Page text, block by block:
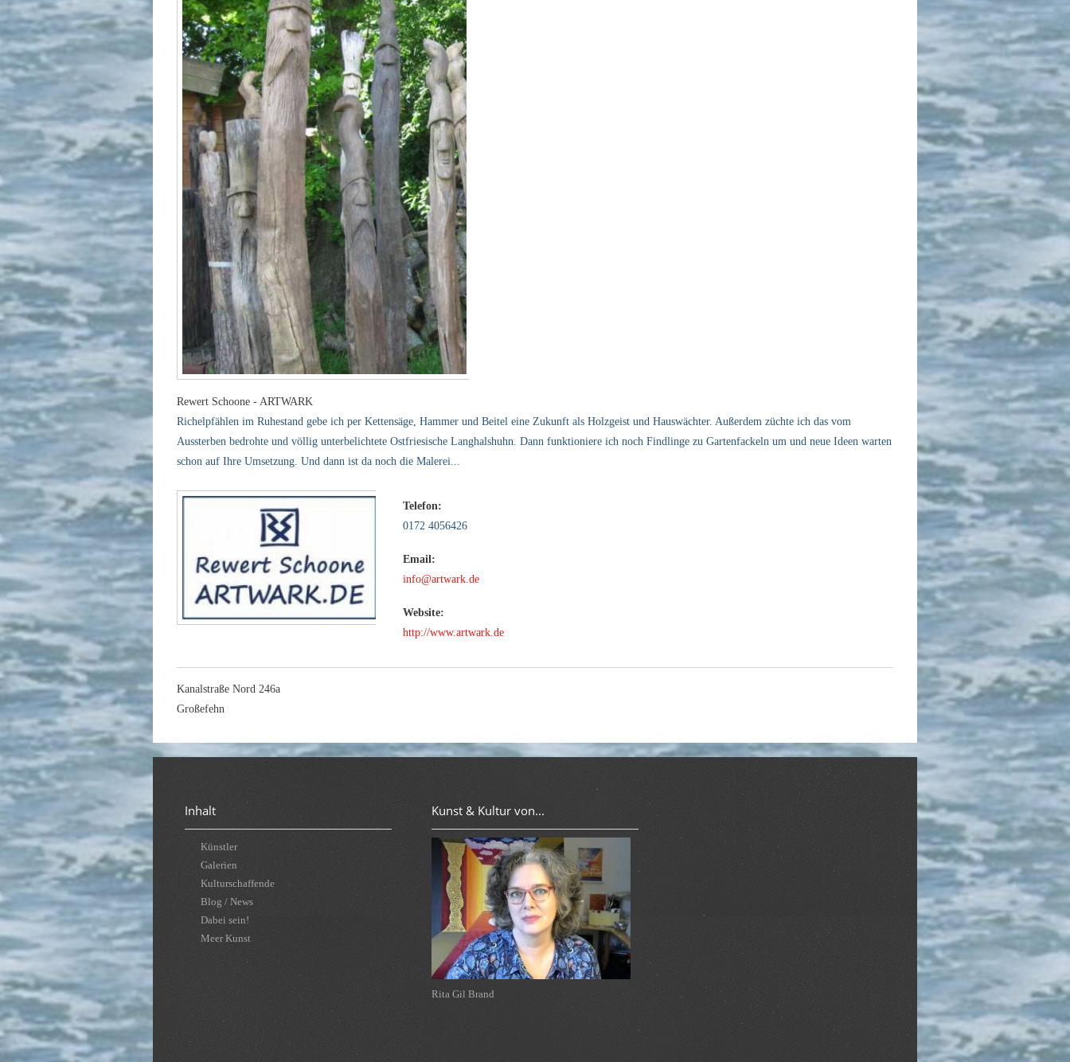
Rewert Schoone - ARTWARK
Richelpfählen im Ruhestand gebe ich per Kettensäge, Hammer und Beitel eine Zukunft als Holzgeist und Hauswächter. Außerdem züchte ich das vom
Aussterben bedrohte und völlig unterbelichtete Ostfriesische Langhalshuhn. Dann funktioniere ich noch Findlinge zu Gartenfackeln um und neue Ideen warten
schon auf Ihre Umsetzung. Und dann ist da noch die Malerei...
Telefon:
0172 4056426
Email:
info@artwark.de
Website:
http://www.artwark.de
Kanalstraße Nord 246a
Großefehn
Inhalt
Künstler
Galerien
Kulturschaffende
Blog / News
Dabei sein!
Meer Kunst
Kunst & Kultur von...